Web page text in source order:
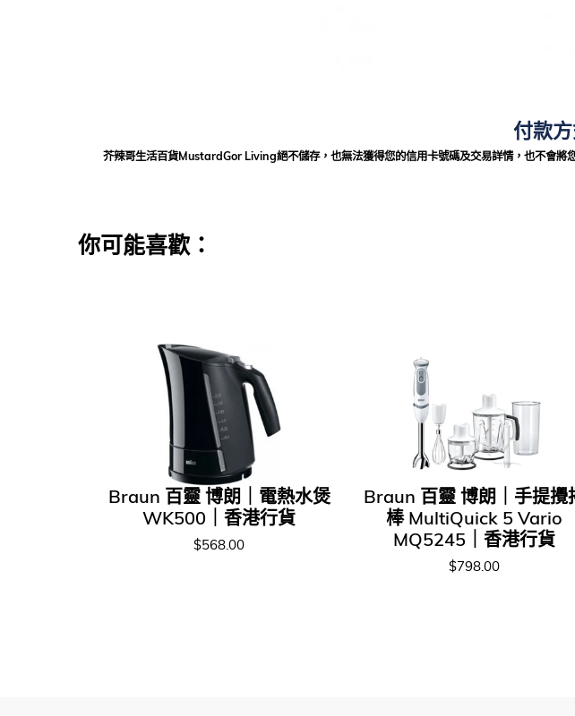
付款
芥辣哥生活百貨MustardGor Living絕不儲存，也無法獲得您的信用卡號碼及交易詳情，也不會
你可能喜歡：
Braun 百靈 博朗｜電熱水煲
WK500｜香港行貨
$568.00
Braun 百靈 博朗｜手提攪
棒 MultiQuick 5 Vario
MQ5245｜香港行貨
$798.00